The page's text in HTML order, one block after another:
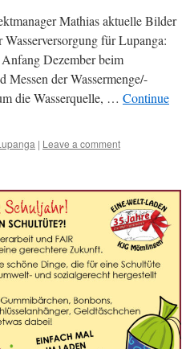
Mathias aktuelle Bilder
für Lupanga:
Dezember beim
Messen der Wassermenge/-
die Wasserquelle, … Continue
| Leave a comment